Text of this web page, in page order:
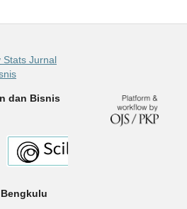
Stats Jurnal
dan Bisnis